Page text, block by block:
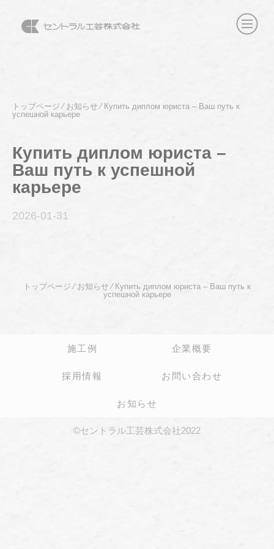
トップページ⁄ お知らせ⁄ Купить диплом юриста – Ваш путь к
успешной карьере
Купить диплом юриста –
Ваш путь к успешной
карьере
2026-01 -31
トップページ ⁄ お知らせ⁄ Купить диплом юриста – Ваш путь к
успешной карьере
施工例 企業概要
採用情報 お問い合わせ
お知らせ
©セントラル工芸株式会社2022